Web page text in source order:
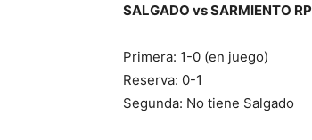
SALGADO vs SARMIENTO RP
Primera: 1-0 (en juego)
Reserva: 0-1
Segunda: No tiene Salgado